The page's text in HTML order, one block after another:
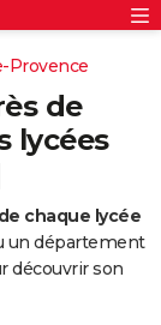
Rechercher
Provence
de
lycées
chaque lycée
un département
découvrir son